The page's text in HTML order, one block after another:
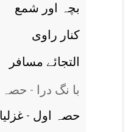
بچہ اور شمع
کنار راوی
التجائے مسافر
با نگ درا -
حصہ اول -